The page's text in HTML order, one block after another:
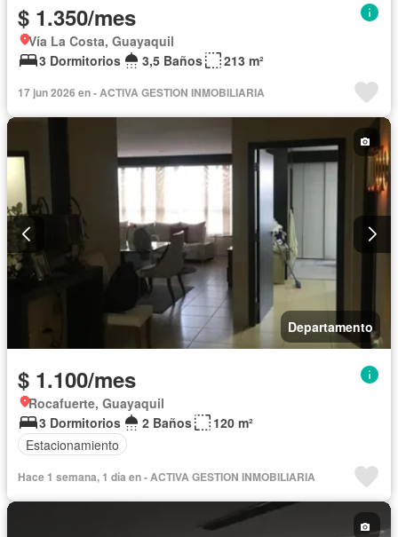
$ 1.350/mes
Vía La Costa, Guayaquil
3 Dormitorios
3,5 Baños 213 m²
17 jun 2026 en - ACTIVA GESTION INMOBILIARIA
Departamento
$ 1.100/mes
Rocafuerte, Guayaquil
3 Dormitorios
2 Baños
120 m²
Estacionamiento
Hace 1 semana, 1 día en - ACTIVA GESTION INMOBILIARIA